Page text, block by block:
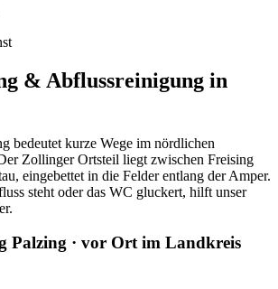
& Abflussreinigung in
bedeutet kurze Wege im nördlichen
Zollinger Ortsteil liegt zwischen Freising
eingebettet in die Felder entlang der Amper.
steht oder das WC gluckert, hilft unser
Palzing · vor Ort im Landkreis